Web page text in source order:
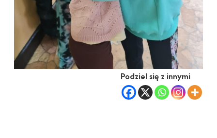
Podziel się z innymi